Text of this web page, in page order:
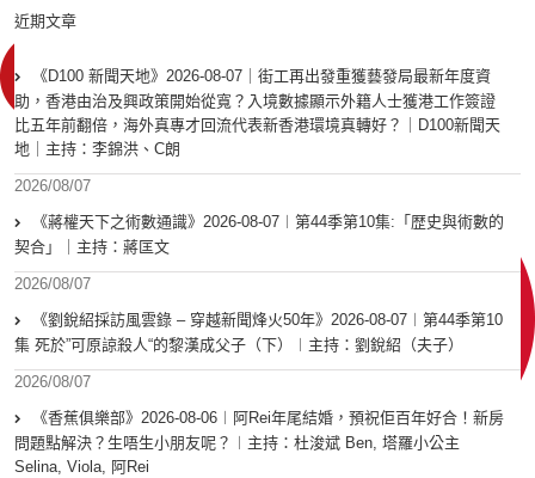
近期文章
《D100 新聞天地》2026-08-07｜街工再出發重獲藝發局最新年度資
助，香港由治及興政策開始從寬？入境數據顯示外籍人士獲港工作簽證
比五年前翻倍，海外真專才回流代表新香港環境真轉好？｜D100新聞天
地｜主持：李錦洪、C朗
2026/08/07
《蔣權天下之術數通識》2026-08-07︱第44季第10集:「歴史與術數的
契合」｜主持：蔣匡文
2026/08/07
《劉銳紹採訪風雲錄 – 穿越新聞烽火50年》2026-08-07︱第44季第10
集 死於”可原諒殺人“的黎漢成父子（下）︱主持：劉銳紹（夫子）
2026/08/07
《香蕉俱樂部》2026-08-06︱阿Rei年尾結婚，預祝佢百年好合！新房
問題點解決？生唔生小朋友呢？︱主持：杜浚斌 Ben, 塔羅小公主
Selina, Viola, 阿Rei